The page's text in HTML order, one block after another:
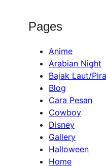
Pages
Anime
Arabian Night
Bajak Laut/
Blog
Cara Pesan
Cowboy
Disney
Gallery
Halloween
Home